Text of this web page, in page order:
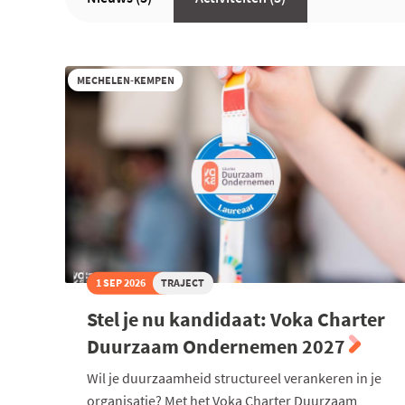
MECHELEN-KEMPEN
1 SEP 2026 TRAJECT
Stel je nu kandidaat: Voka Charter
Duurzaam Ondernemen 2027
Wil je duurzaamheid structureel verankeren in je
organisatie? Met het Voka Charter Duurzaam